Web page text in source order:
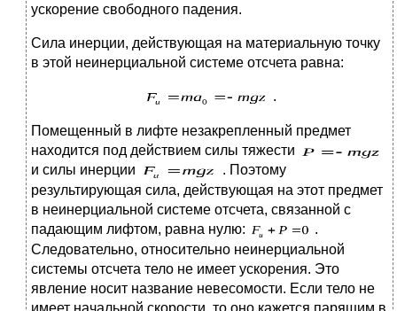
ускорение свободного падения.
Сила инерции, действующая на материальную точку
в этой неинерциальной системе отсчета равна:
.
Помещенный в лифте незакрепленный предмет
находится под действием силы тяжести
и силы инерции
. Поэтому
результирующая сила, действующая на этот предмет
в неинерциальной системе отсчета, связанной с
падающим лифтом, равна нулю:
.
Следовательно, относительно неинерциальной
системы отсчета тело не имеет ускорения. Это
явление носит название невесомости. Если тело не